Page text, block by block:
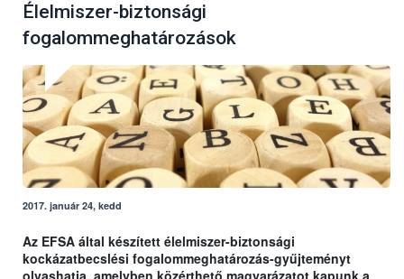
Élelmiszer-biztonsági
fogalommeghatározások
2017. január 24, kedd
Az EFSA által készített élelmiszer-biztonsági
kockázatbecslési fogalommeghatározás-gyűjteményt